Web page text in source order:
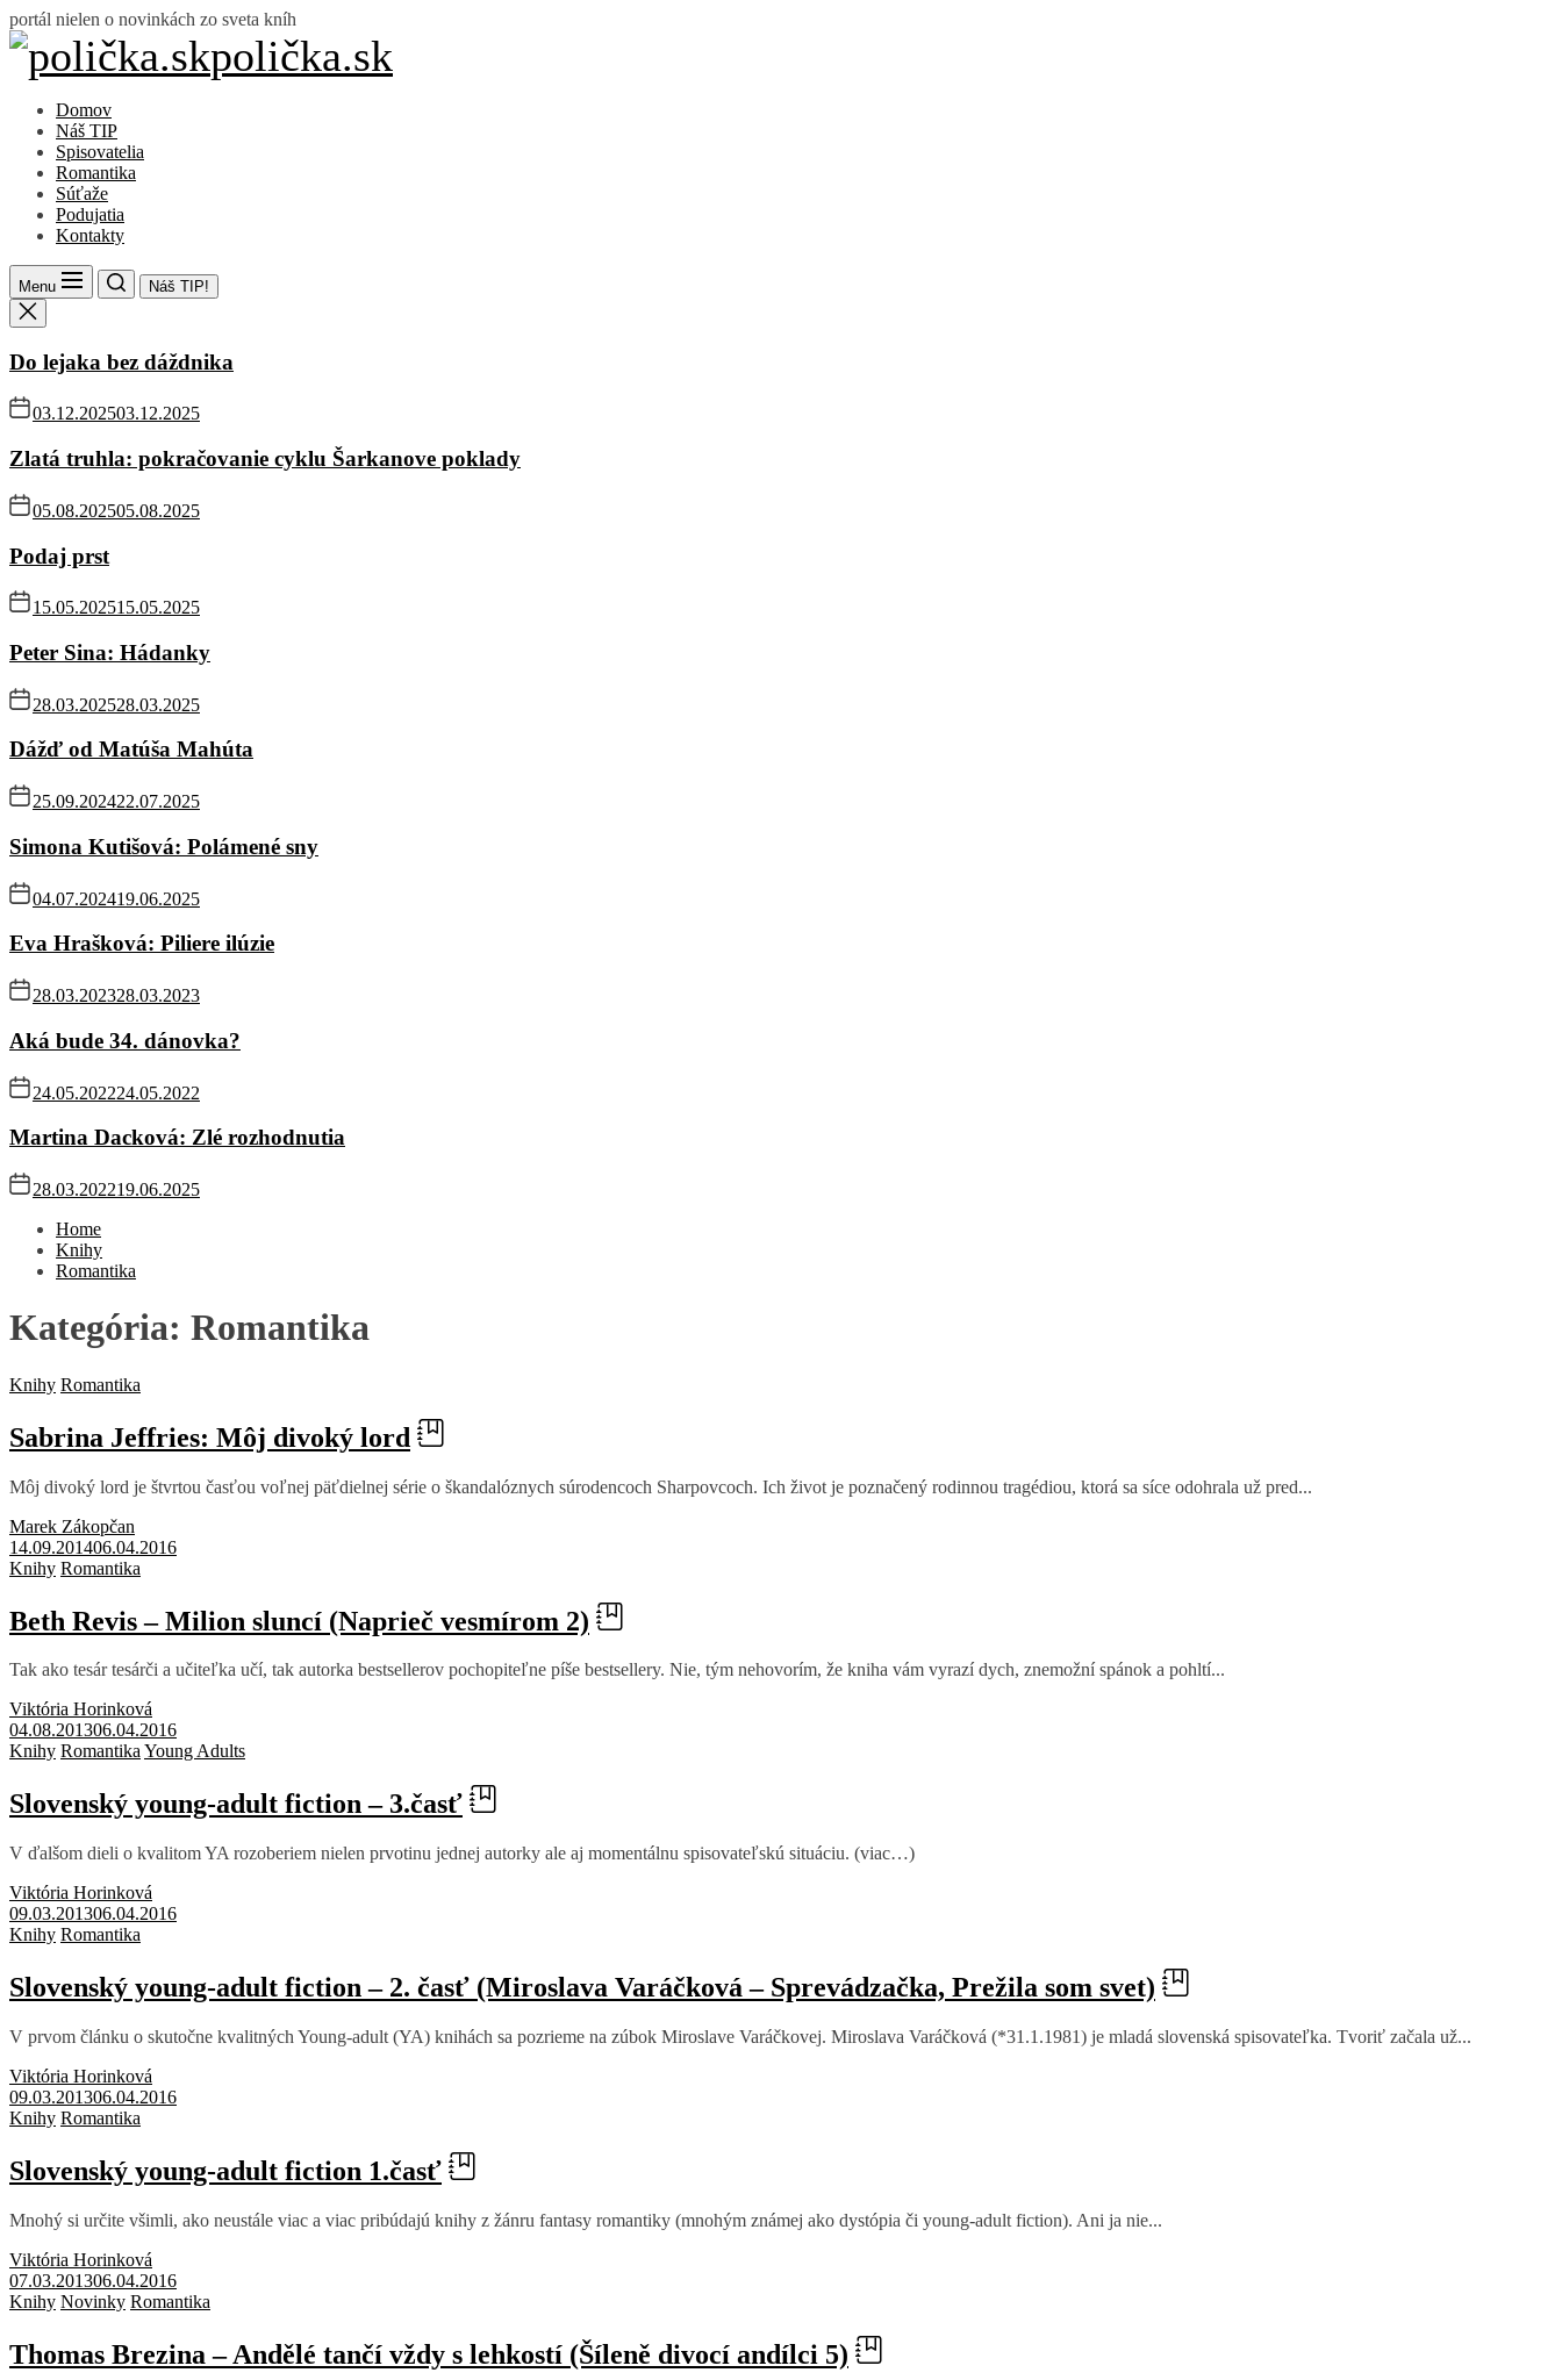
Skip
to
content
portál nielen o novinkách zo sveta kníh
polička.sk
polička.sk
Domov
Náš TIP
Spisovatelia
Romantika
Súťaže
Podujatia
Kontakty
Menu Náš TIP!
Do lejaka bez dáždnika
03.12.202503.12.2025
Zlatá truhla: pokračovanie cyklu Šarkanove poklady
05.08.202505.08.2025
Podaj prst
15.05.202515.05.2025
Peter Sina: Hádanky
28.03.202528.03.2025
Dážď od Matúša Mahúta
25.09.202422.07.2025
Simona Kutišová: Polámené sny
04.07.202419.06.2025
Eva Hrašková: Piliere ilúzie
28.03.202328.03.2023
Aká bude 34. dánovka?
24.05.202224.05.2022
Martina Dacková: Zlé rozhodnutia
28.03.202219.06.2025
Home
Knihy
Romantika
Kategória: Romantika
Knihy Romantika
Sabrina Jeffries: Môj divoký lord
Môj divoký lord je štvrtou časťou voľnej päťdielnej série o škandalóznych súrodencoch Sharpovcoch. Ich život je poznačený rodinnou tragédiou, ktorá sa síce odohrala už pred...
Marek Zákopčan
14.09.201406.04.2016
Knihy Romantika
Beth Revis – Milion sluncí (Naprieč vesmírom 2)
Tak ako tesár tesárči a učiteľka učí, tak autorka bestsellerov pochopiteľne píše bestsellery. Nie, tým nehovorím, že kniha vám vyrazí dych, znemožní spánok a pohltí...
Viktória Horinková
04.08.201306.04.2016
Knihy RomantikaYoung Adults
Slovenský young-adult fiction – 3.časť
V ďalšom dieli o kvalitom YA rozoberiem nielen prvotinu jednej autorky ale aj momentálnu spisovateľskú situáciu. (viac…)
Viktória Horinková
09.03.201306.04.2016
Knihy Romantika
Slovenský young-adult fiction – 2. časť (Miroslava Varáčková – Sprevádzačka, Prežila som svet)
V prvom článku o skutočne kvalitných Young-adult (YA) knihách sa pozrieme na zúbok Miroslave Varáčkovej. Miroslava Varáčková (*31.1.1981) je mladá slovenská spisovateľka. Tvoriť začala už...
Viktória Horinková
09.03.201306.04.2016
Knihy Romantika
Slovenský young-adult fiction 1.časť
Mnohý si určite všimli, ako neustále viac a viac pribúdajú knihy z žánru fantasy romantiky (mnohým známej ako dystópia či young-adult fiction). Ani ja nie...
Viktória Horinková
07.03.201306.04.2016
Knihy Novinky Romantika
Thomas Brezina – Andělé tančí vždy s lehkostí (Šíleně divocí andílci 5)